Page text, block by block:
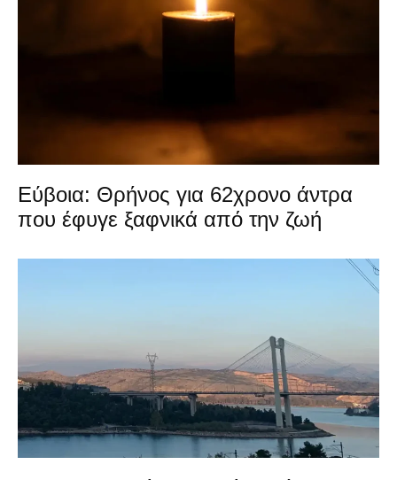
Εύβοια: Θρήνος για 62χρονο άντρα
που έφυγε ξαφνικά από την ζωή